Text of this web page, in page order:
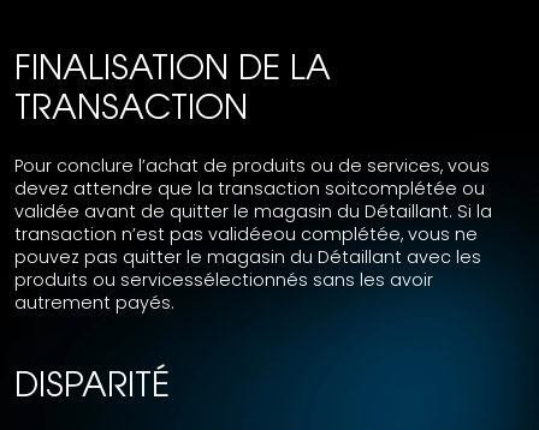
FINALISATION DE LA
TRANSACTION
Pour conclure l’achat de produits ou de services, vous
devez attendre que la transaction soitcomplétée ou
validée avant de quitter le magasin du Détaillant. Si la
transaction n’est pas validéeou complétée, vous ne
pouvez pas quitter le magasin du Détaillant avec les
produits ou servicessélectionnés sans les avoir
autrement payés.
DISPARITÉ